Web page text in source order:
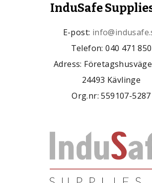
InduSafe
E-post:
Telefon: 040 471 850
Adress:
24493 Kävlinge
Org.nr: 559107-5287